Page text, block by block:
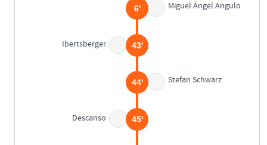
Miguel Ángel Angulo
6'
Ibertsberger 43'
Stefan Schwarz
44'
Descanso 45'